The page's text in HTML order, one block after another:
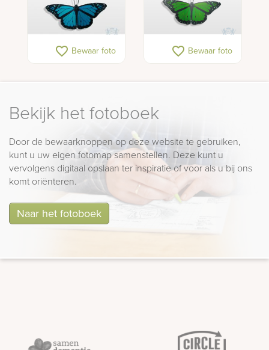
favorite_border Bewaar foto favorite_border Bewaar foto
Bekijk het fotoboek
Door de bewaarknoppen op deze website te gebruiken,
kunt u uw eigen fotomap samenstellen. Deze kunt u
vervolgens digitaal opslaan ter inspiratie of voor als u bij ons
komt oriënteren.
Naar het fotoboek